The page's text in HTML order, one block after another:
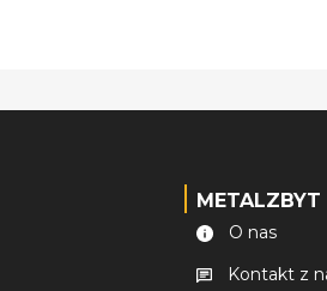
METALZBYT
O nas
Kontakt z